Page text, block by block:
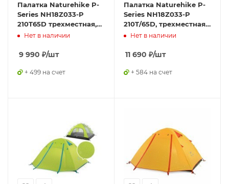
Палатка Naturehike P-
Series NH18Z033-P
210T65D трехместная,
темно-зеленая,
Нет в наличии
9 990 ₽/шт
+ 499 на счет
Палатка Naturehike P-
Series NH18Z033-P
210T/65D, трехместная,
серо-голубая,
Нет в наличии
11 690 ₽/шт
+ 584 на счет